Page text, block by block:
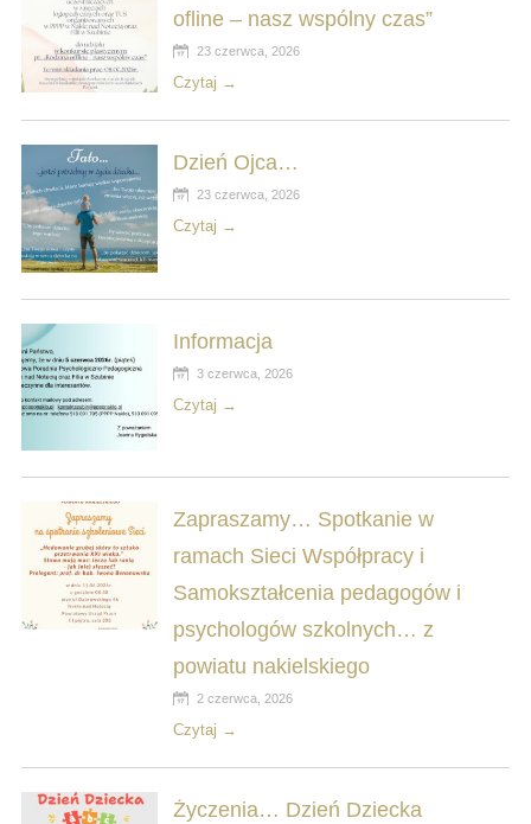
ofline – nasz wspólny czas”
23 czerwca, 2026
Czytaj →
Dzień Ojca…
23 czerwca, 2026
Czytaj →
Informacja
3 czerwca, 2026
Czytaj →
Zapraszamy… Spotkanie w
ramach Sieci Współpracy i
Samokształcenia pedagogów i
psychologów szkolnych… z
powiatu nakielskiego
2 czerwca, 2026
Czytaj →
Życzenia… Dzień Dziecka